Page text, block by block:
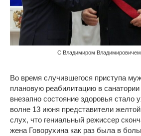
С Владимиром
Во время случившегося приступа
плановую реабилитацию в
внезапно состояние здоровья стало
волне 13 июня представители
слух, что гениальный режиссер
жена Говорухина как раз была в